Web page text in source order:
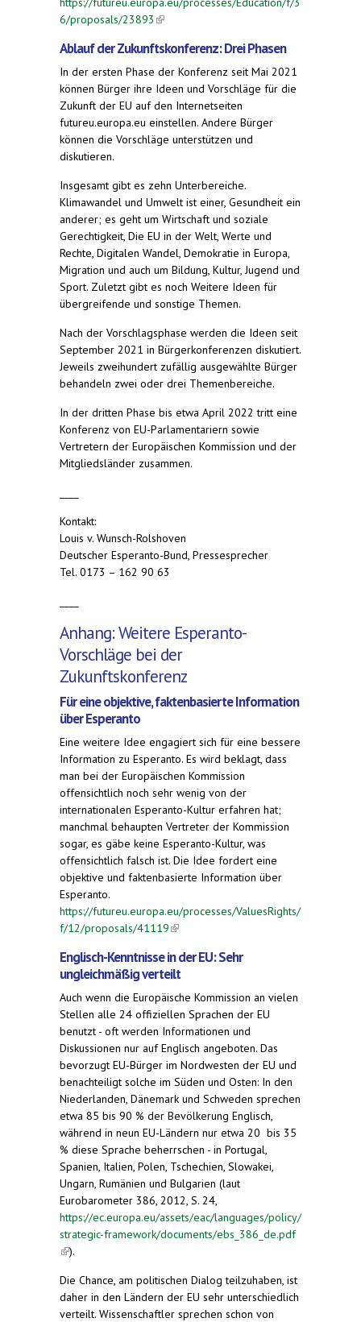
6/proposals/23893 (link is external)
Ablauf der Zukunftskonferenz: Drei Phasen
In der ersten Phase der Konferenz seit Mai 2021
können Bürger ihre Ideen und Vorschläge für die
Zukunft der EU auf den Internetseiten
futureu.europa.eu einstellen. Andere Bürger
können die Vorschläge unterstützen und
diskutieren.
Insgesamt gibt es zehn Unterbereiche.
Klimawandel und Umwelt ist einer, Gesundheit ein
anderer; es geht um Wirtschaft und soziale
Gerechtigkeit, Die EU in der Welt, Werte und
Rechte, Digitalen Wandel, Demokratie in Europa,
Migration und auch um Bildung, Kultur, Jugend und
Sport. Zuletzt gibt es noch Weitere Ideen für
übergreifende und sonstige Themen.
Nach der Vorschlagsphase werden die Ideen seit
September 2021 in Bürgerkonferenzen diskutiert.
Jeweils zweihundert zufällig ausgewählte Bürger
behandeln zwei oder drei Themenbereiche.
In der dritten Phase bis etwa April 2022 tritt eine
Konferenz von EU-Parlamentariern sowie
Vertretern der Europäischen Kommission und der
Mitgliedsländer zusammen.
Kontakt:
Louis v. Wunsch-Rolshoven
Deutscher Esperanto-Bund, Pressesprecher
Tel. 0173 – 162 90 63
Anhang: Weitere Esperanto-
Vorschläge bei der
Zukunftskonferenz
Für eine objektive, faktenbasierte Information
über Esperanto
Eine weitere Idee engagiert sich für eine bessere
Information zu Esperanto. Es wird beklagt, dass
man bei der Europäischen Kommission
offensichtlich noch sehr wenig von der
internationalen Esperanto-Kultur erfahren hat;
manchmal behaupten Vertreter der Kommission
sogar, es gäbe keine Esperanto-Kultur, was
offensichtlich falsch ist. Die Idee fordert eine
objektive und faktenbasierte Information über
Esperanto.
https://futureu.europa.eu/processes/ValuesRights/
f/12/proposals/41119(link is external)
Englisch-Kenntnisse in der EU: Sehr
ungleichmäßig verteilt
Auch wenn die Europäische Kommission an vielen
Stellen alle 24 offiziellen Sprachen der EU
benutzt - oft werden Informationen und
Diskussionen nur auf Englisch angeboten. Das
bevorzugt EU-Bürger im Nordwesten der EU und
benachteiligt solche im Süden und Osten: In den
Niederlanden, Dänemark und Schweden sprechen
etwa 85 bis 90 % der Bevölkerung Englisch,
während in neun EU-Ländern nur etwa 20 bis 35
% diese Sprache beherrschen - in Portugal,
Spanien, Italien, Polen, Tschechien, Slowakei,
Ungarn, Rumänien und Bulgarien (laut
Eurobarometer 386, 2012, S. 24,
https://ec.europa.eu/assets/eac/languages/policy/
strategic-framework/documents/ebs_386_de.pdf
(link is external)
).
Die Chance, am politischen Dialog teilzuhaben, ist
daher in den Ländern der EU sehr unterschiedlich
verteilt. Wissenschaftler sprechen schon von